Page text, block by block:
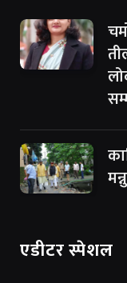
एडीटर स्पेशल